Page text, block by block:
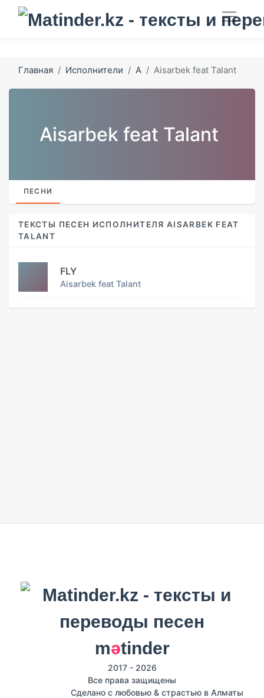
Главная Исполнители A Aisarbek feat Talant
Aisarbek feat Talant
ПЕСНИ
ТЕКСТЫ ПЕСЕН ИСПОЛНИТЕЛЯ AISARBEK FEAT
TALANT
FLY
Aisarbek feat Talant
mәtinder
2017 - 2026
Все права защищены
Сделано с любовью & страстью в Алматы